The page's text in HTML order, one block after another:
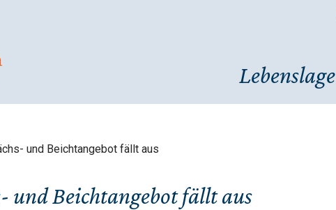
Lebenslage
und Beichtangebot fällt aus
und Beichtangebot fällt aus